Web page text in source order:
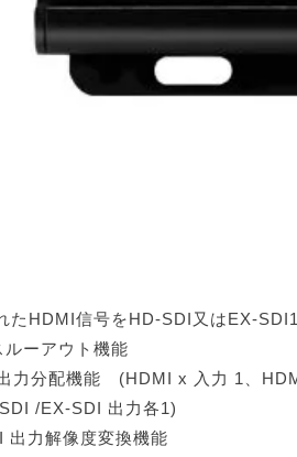
たHDMI信号をHD-SDI又はEX-
ルーアウト機能
力分配機能 (HDMI x 入力 1、
/EX-SDI 出力各1)
出力解像度変換機能